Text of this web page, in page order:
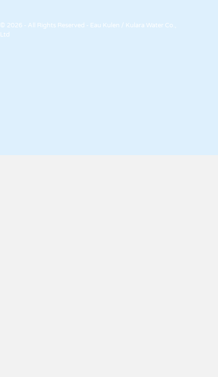
© 2026 - All Rights Reserved - Eau Kulen / Kulara Water Co.,
Ltd